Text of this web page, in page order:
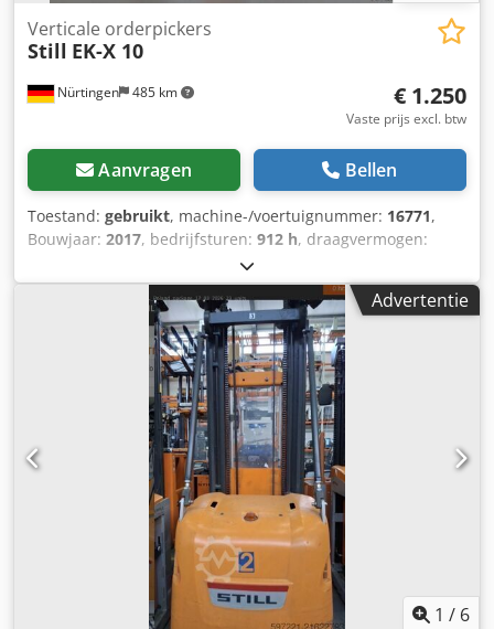
Nürtingen 485 km
Verticale orderpickers
Still EK-X 10
€ 1.250
Vaste prijs excl. btw
Aanvragen Bellen
Toestand: gebruikt, machine-/voertuignummer: 16771,
Bouwjaar: 2017, bedrijfsturen: 912 h, draagvermogen:
1.000 mm
masttype:Simplex, bouwhoogte:1.620 mm,
batterijspanning:24 V , vorklengte:1.200 mm
1.644 kg, 5036829 Codpfx Aaex Rphljyjha
Serienummer: 612101H00250 Accuspecificaties: 24V, 4PzS,
Advertentie
1 / 6